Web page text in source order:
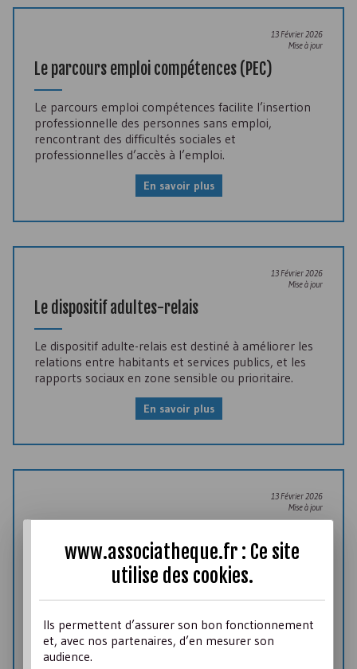
13 Février 2026
Mise à jour
Le parcours emploi compétences ( PEC)
Le parcours emploi compétences facilite l’insertion
professionnelle des personnes sans emploi,
rencontrant des difficultés sociales et
professionnelles d’accès à l’emploi.
En savoir plus
13 Février 2026
Mise à jour
Le dispositif adultes-relais
Le dispositif adulte-relais est destiné à améliorer les
relations entre habitants et services publics, et les
rapports sociaux en zone sensible ou prioritaire.
En savoir plus
13 Février 2026
Mise à jour
Afin d'apporter un soutien plus adapté aux territoires
ruraux vulnérables et notamment d'y encourager
l'implantation d'entreprises, le nouveau zonageFRR
remplace les
ZRR.
En savoir plus
www.associatheque.fr : Ce site
utilise des cookies.
Ils permettent d’assurer son bon fonctionnement
et, avec nos partenaires, d’en mesurer son
audience.